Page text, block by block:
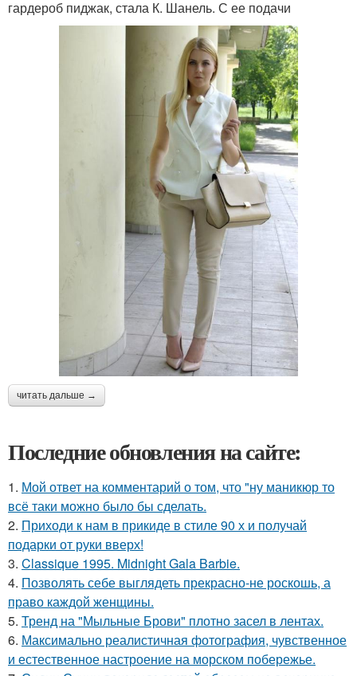
гардероб пиджак, стала К. Шанель. С ее подачи
читать дальше →
Последние обновления на сайте:
1. Мой ответ на комментарий о том, что "ну маникюр то
всё таки можно было бы сделать.
2. Приходи к нам в прикиде в стиле 90 х и получай
подарки от руки вверх!
3. Classique 1995. Midnight Gala Barbie.
4. Позволять себе выглядеть прекрасно-не роскошь, а
право каждой женщины.
5. Тренд на "Мыльные Брови" плотно засел в лентах.
6. Максимально реалистичная фотография, чувственное
и естественное настроение на морском побережье.